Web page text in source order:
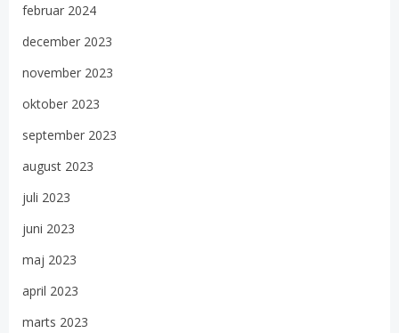
februar 2024
december 2023
november 2023
oktober 2023
september 2023
august 2023
juli 2023
juni 2023
maj 2023
april 2023
marts 2023